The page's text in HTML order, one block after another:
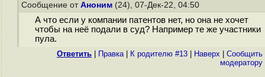
Сообщение от Аноним (24), 07-Дек-22, 04:50
А что если у компании патентов нет, но она не хочет
чтобы на неё подали в суд? Например те же участники
пула.
Ответить Правка| К родителю #13 Наверх
Cообщить
модератору